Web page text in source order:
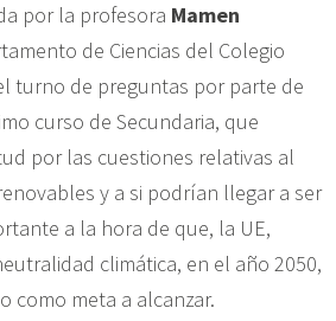
por la profesora Mamen
de Ciencias del Colegio
turno de preguntas por parte de
curso de Secundaria, que
por las cuestiones relativas al
y a si podrían llegar a ser
a la hora de que, la UE,
climática, en el año 2050,
como meta a alcanzar.